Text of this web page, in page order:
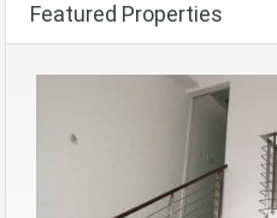
Featured Properties